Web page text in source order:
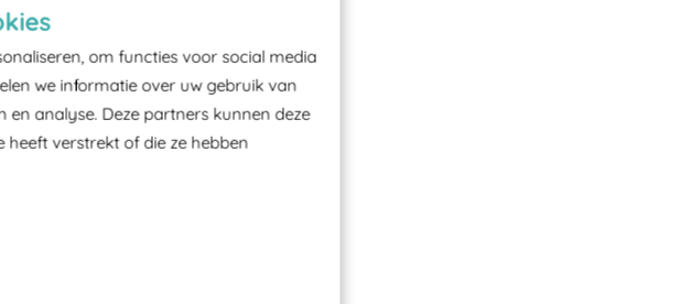
om functies voor social media
we informatie over uw gebruik van
analyse. Deze partners kunnen deze
verstrekt of die ze hebben